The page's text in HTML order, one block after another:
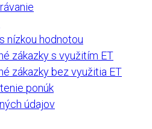
nízkou hodnotou
zákazky s využitím ET
zákazky bez využitia ET
ponúk
údajov